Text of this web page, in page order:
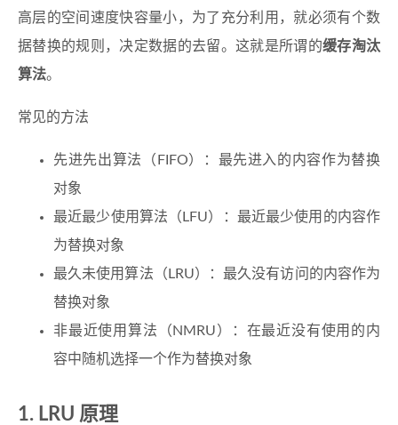
高层的空间速度快容量小，为了充分利用，就必须有个数
据替换的规则，决定数据的去留。这就是所谓的缓存淘汰
算法。
常见的方法
先进先出算法（FIFO）：最先进入的内容作为替换
对象
最近最少使用算法（LFU）：最近最少使用的内容作
为替换对象
最久未使用算法（LRU）：最久没有访问的内容作为
替换对象
非最近使用算法（NMRU）：在最近没有使用的内
容中随机选择一个作为替换对象
LRU 原理